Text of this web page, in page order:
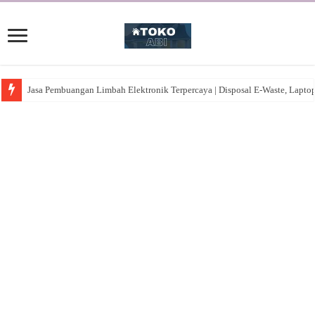
Jasa Pembuangan Limbah Elektronik Terpercaya | Disposal E-Waste,